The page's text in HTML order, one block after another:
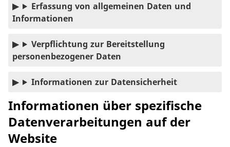
Erfassung von allgemeinen Daten und
Informationen
Verpflichtung zur Bereitstellung
personenbezogener Daten
Informationen zur Datensicherheit
Informationen über spezifische
Datenverarbeitungen auf der
Website